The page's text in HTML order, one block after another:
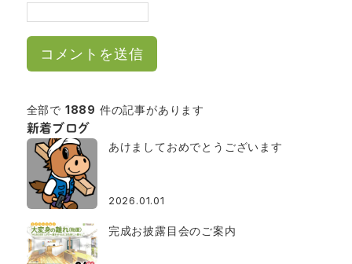
全部で 1889 件の記事があります
新着ブログ
あけましておめでとうございます
2026.01.01
完成お披露目会のご案内